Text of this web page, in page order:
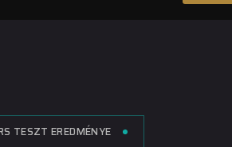
TESZT EREDMÉNYE